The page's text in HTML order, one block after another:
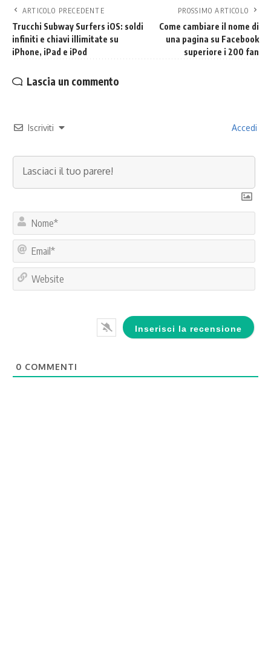
ARTICOLO PRECEDENTE
Trucchi Subway Surfers iOS: soldi
infiniti e chiavi illimitate su
iPhone, iPad e iPod
PROSSIMO ARTICOLO
Come cambiare il nome di
una pagina su Facebook
superiore i 200 fan
Lascia un commento
Iscriviti Accedi
0 COMMENTI